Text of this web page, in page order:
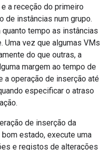
e a receção do primeiro
de instâncias num grupo.
tempo as instâncias
Uma vez que algumas VMs
do que outras, a
margem ao tempo de
a operação de inserção até
especificar o atraso
de inserção da
estado, execute uma
e registos de alterações